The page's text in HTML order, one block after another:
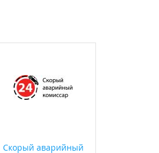
Скорый аварийный